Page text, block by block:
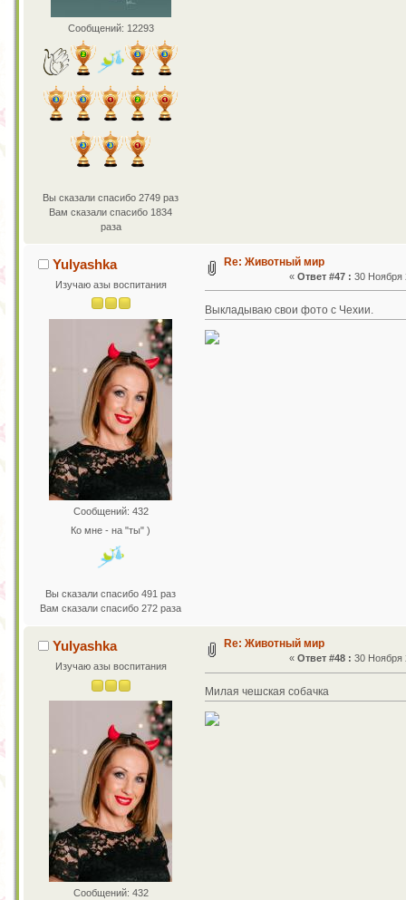
Сообщений: 12293
Вы сказали спасибо 2749 раз
Вам сказали спасибо 1834
раза
Yulyashka
Изучаю азы воспитания
Сообщений: 432
Ко мне - на "ты" )
Вы сказали спасибо 491 раз
Вам сказали спасибо 272 раза
Re: Животный мир
«Ответ #47 : 30 Ноября
Выкладываю свои фото с Чехии.
Yulyashka
Изучаю азы воспитания
Сообщений: 432
Re: Животный мир
«Ответ #48 : 30 Ноября
Милая чешская собачка